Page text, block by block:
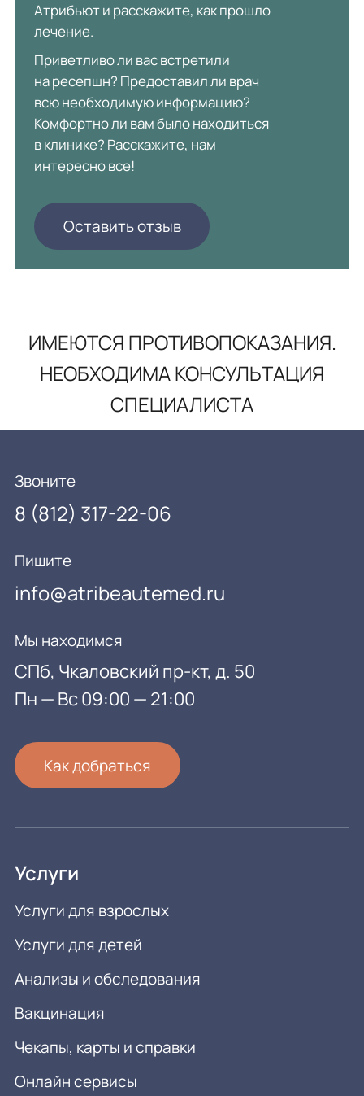
Атрибьют и расскажите, как прошло
лечение.
Приветливо ли вас встретили
на ресепшн? Предоставил ли врач
всю необходимую информацию?
Комфортно ли вам было находиться
в клинике? Расскажите, нам
интересно все!
Оставить отзыв
ИМЕЮТСЯ ПРОТИВОПОКАЗАНИЯ.
НЕОБХОДИМА КОНСУЛЬТАЦИЯ
СПЕЦИАЛИСТА
Звоните
8 (812) 317-22-06
Пишите
info@atribeautemed.ru
Мы находимся
СПб, Чкаловский пр-кт, д. 50
Пн — Вс 09:00 — 21:00
Как добраться
Услуги
Услуги для взрослых
Услуги для детей
Анализы и обследования
Вакцинация
Чекапы, карты и справки
Онлайн сервисы